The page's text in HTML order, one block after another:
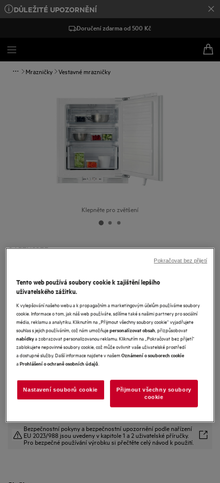
DŮLEŽITÉ UPOZORNĚNÍ
Doručení zdarma od 500 Kč
Mrazničky Vestavné mrazničky
Klepněte pro zvětšení
OAB7N82EF
Vestavná šuplíková mraznička No
3.8 (12)
Informační list výrobku
Benefity
Technologie No Frost zajišťuje, že se v mrazničce netvoří námraza.
No Frost – technologie zabraňující tvorbě námrazy.
Udržujte potraviny čerstvé a vytvořte si více prostoru se SpaceSmart
Combo.
Bezpečnostní pokyny a bezpečnostní upozornění podle nařízení
EU 2023/988 jsou uvedeny v kapitole 1 a 2 uživatelské příručky.
Pro bezpečné používání výrobku si přečtěte celý návod k použití.
Tento web používá soubory cookie k zajištění lepšího
uživatelského zážitku.
K vylepšování našeho webu a k propagačním a marketingovým účelům používáme soubory
cookie. Informace o tom, jak náš web používáte, sdílíme také s našimi partnery pro sociální
média, reklamu a analytiku. Kliknutím na „Přijmout všechny soubory cookie“ vyjadřujete
souhlas s jejich používáním, což nám umožňujepersonalizovat obsah, přizpůsobovat
nabídkya zobrazovat personalizovanou reklamu. Kliknutím na „Pokračovat bez přijetí“
zablokujete nepovinné soubory cookie, což může ovlivnit vaše uživatelské prostředí
a dostupné služby. Další informace najdete v našemOznámení o souborech cookie
aProhlášení o ochraně osobních údajů.
Nastavení souborů cookie
Přijmout všechny soubory
cookie
Pokračovat bez přijetí